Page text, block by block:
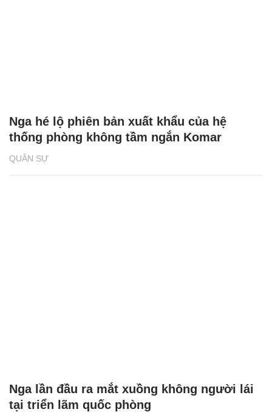
QUÂN SỰ
Nga hé lộ phiên bản xuất khẩu của hệ
thống phòng không tầm ngắn Komar
Nga lần đầu ra mắt xuồng không người lái
tại triển lãm quốc phòng